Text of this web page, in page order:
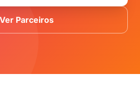
Ver Parceiros